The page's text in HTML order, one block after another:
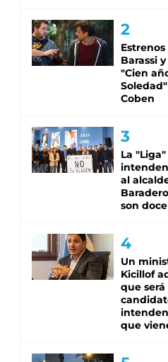
Estrenos
Barassi
"Cien
Coben
La
al
son doce
Un
Kicillof
que será
que